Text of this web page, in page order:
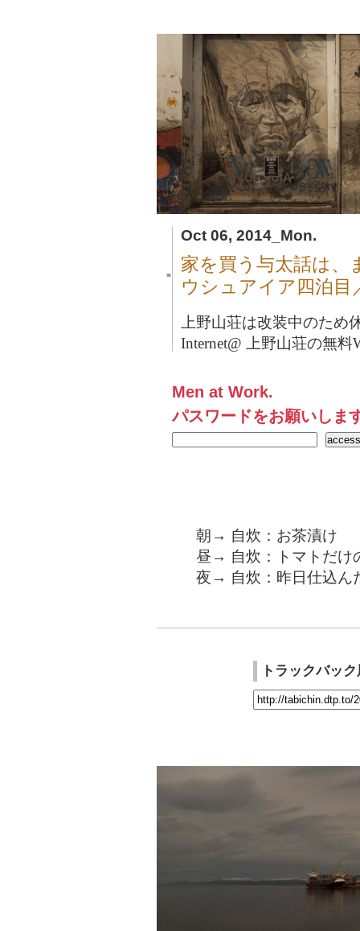
Oct 06, 2014_Mon.
■
家を買う与太話は、
ウシュアイア四泊目
上野山荘は改装中のため
Internet@ 上野山荘の無料
Men at Work.
パスワードをお願いしま
朝→ 自炊：お茶漬け
昼→ 自炊：トマトだけ
夜→ 自炊：昨日仕込ん
トラックバッ